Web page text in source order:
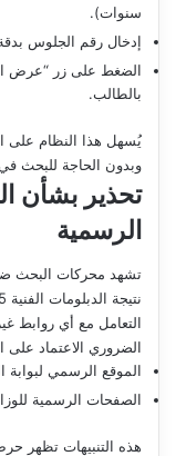
سنوات).
إدخال رقم الجلوس
الضغط على زر “عرض
بالطالب.
يُسهل هذا النظام على
وبدون الحاجة للبحث
تحذير بشأن
الرسمية
تشهد محركات البحث
التعامل مع أي روابط
الضروري الاعتماد
الموقع الرسمي لبوابة
الصفحات الرسمية
هذه التنبيهات تظهر